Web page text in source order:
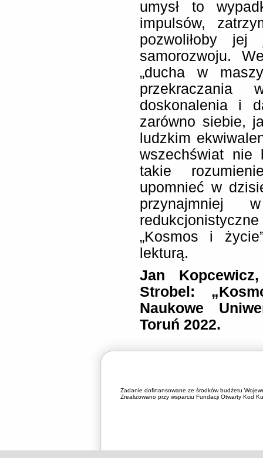
umysł to
impulsów,
pozwoliłoby
samorozwoju.
„ducha w
przekraczania
doskonalenia i
zarówno siebie,
ludzkim
wszechświat nie
takie
upomnieć w
przynajmniej
„Kosmos i
lekturą.
Jan
Strobel:
Naukowe
Toruń 2022.
Zadanie dofinansowane ze środków budżetu
Zrealizowano przy wsparciu Fundacji Otwarty Kod